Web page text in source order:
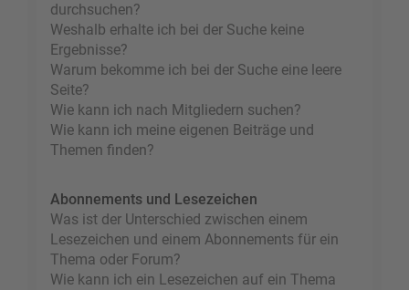
durchsuchen?
Weshalb erhalte ich bei der Suche keine
Ergebnisse?
Warum bekomme ich bei der Suche eine leere
Seite?
Wie kann ich nach Mitgliedern suchen?
Wie kann ich meine eigenen Beiträge und
Themen finden?
Abonnements und Lesezeichen
Was ist der Unterschied zwischen einem
Lesezeichen und einem Abonnements für ein
Thema oder Forum?
Wie kann ich ein Lesezeichen auf ein Thema